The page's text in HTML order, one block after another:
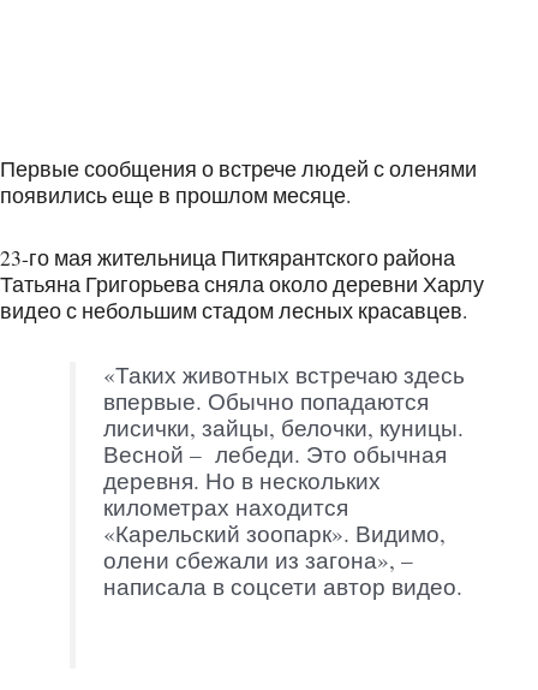
Первые сообщения о встрече людей с оленями
появились еще в прошлом месяце.
23-го мая жительница Питкярантского района
Татьяна Григорьева сняла около деревни Харлу
видео с небольшим стадом лесных красавцев.
«Таких животных встречаю здесь
впервые. Обычно попадаются
лисички, зайцы, белочки, куницы.
Весной – лебеди. Это обычная
деревня. Но в нескольких
километрах находится
«Карельский зоопарк». Видимо,
олени сбежали из загона», –
написала в соцсети автор видео.